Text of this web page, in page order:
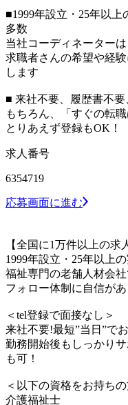
■1999年設立・25年以
多数
当社コーディネーター
求職者さんの希望や経
します
■ 来社不要、履歴書不
もちろん、「すぐの転
とりあえず登録もOK！
求人番号
6354719
応募画面に進む
【全国に1万件以上の求
1999年設立・25年以上
福祉専門の老舗人材会社
フォロー体制に自信があ
＜tel登録で面接なし＞
来社不要!最短”当日”で
勤務開始後もしっかり
も可！
＜以下の資格をお持ち
介護福祉士